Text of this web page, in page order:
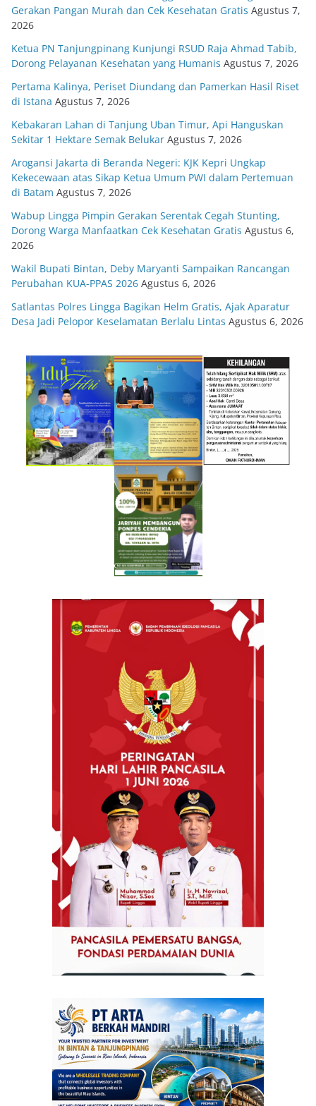
Gerakan Pangan Murah dan Cek Kesehatan Gratis Agustus 7,
2026
Ketua PN Tanjungpinang Kunjungi RSUD Raja Ahmad Tabib,
Dorong Pelayanan Kesehatan yang Humanis Agustus 7, 2026
Pertama Kalinya, Periset Diundang dan Pamerkan Hasil Riset
di Istana Agustus 7, 2026
Kebakaran Lahan di Tanjung Uban Timur, Api Hanguskan
Sekitar 1 Hektare Semak Belukar Agustus 7, 2026
Arogansi Jakarta di Beranda Negeri: KJK Kepri Ungkap
Kekecewaan atas Sikap Ketua Umum PWI dalam Pertemuan
di Batam Agustus 7, 2026
Wabup Lingga Pimpin Gerakan Serentak Cegah Stunting,
Dorong Warga Manfaatkan Cek Kesehatan Gratis Agustus 6,
2026
Wakil Bupati Bintan, Deby Maryanti Sampaikan Rancangan
Perubahan KUA-PPAS 2026 Agustus 6, 2026
Satlantas Polres Lingga Bagikan Helm Gratis, Ajak Aparatur
Desa Jadi Pelopor Keselamatan Berlalu Lintas Agustus 6, 2026